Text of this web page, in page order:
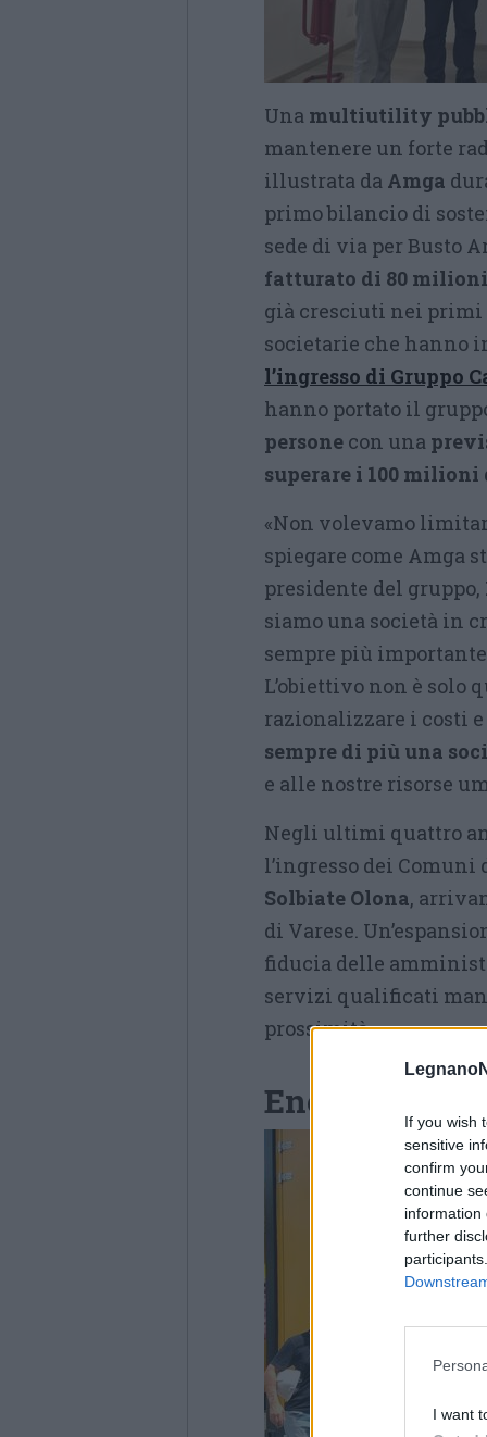
If you wish
sensitive
confirm
continue
information
further
I want
Una multiutility
mantenere un forte
illustrata da Amga
primo bilancio di
sede di via per Busto
fatturato di 80
già cresciuti nei primi
societarie che hanno
l’ingresso di Gruppo
hanno portato il
persone con una
superare i 100 milioni
«Non volevamo
spiegare come Amga
presidente del gruppo,
siamo una società in
sempre più
L’obiettivo non è solo
razionalizzare i costi
sempre di più una
e alle nostre risorse
Negli ultimi quattro
l’ingresso dei Comuni
Solbiate Olona,
di Varese.
fiducia delle
servizi qualificati
prossimità».
Energia,